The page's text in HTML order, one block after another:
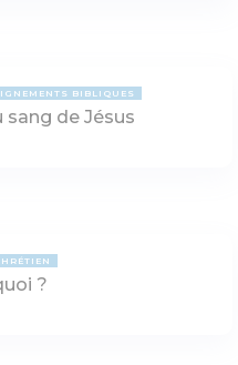
BIBLIQUES
sang de Jésus
?